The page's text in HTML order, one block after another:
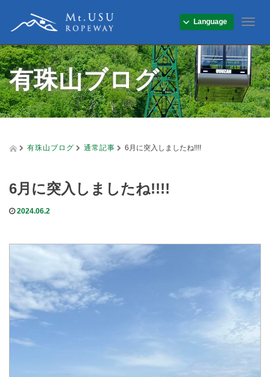
T
g
g
e
n
a
v
Language
有珠山ブログ
有珠山ブログ 通常記事 6月に突入しましたね!!!!
6月に突入しましたね!!!!
2024.06.2